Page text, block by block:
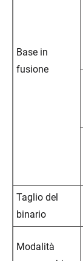
Base in
fusione
Taglio del
binario
Modalità